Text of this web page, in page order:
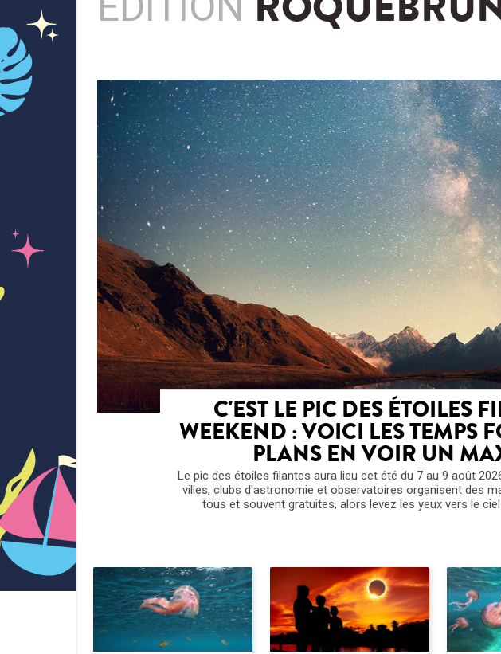
C'EST LE PIC DES ÉTOILES
WEEKEND : VOICI LES TEMPS
PLANS EN VOIR UN
Le pic des étoiles filantes aura lieu cet été du 7 au 9 août
villes, clubs d'astronomie et observatoires organisent des
tous et souvent gratuites, alors levez les yeux vers le